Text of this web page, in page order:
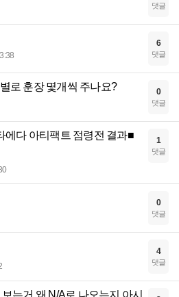
댓글
6
댓글
로 훈장 몇개씩 주나요? 0
댓글
에다 아티팩트 점령전 결과■ 1
댓글
0
댓글
4
댓글
는거 왜 N/A로 나오는지 아시